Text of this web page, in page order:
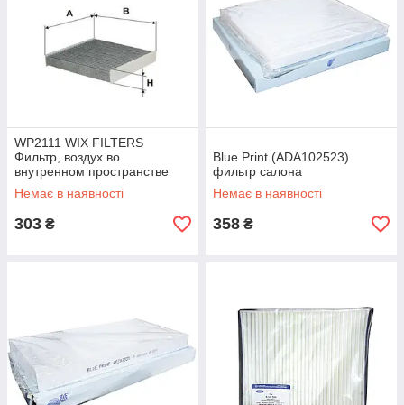
WP2111 WIX FILTERS
Фильтр, воздух во
внутренном пространстве
Немає в наявності
303 ₴
Blue Print (ADA102523)
фильтр салона
Немає в наявності
358 ₴